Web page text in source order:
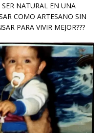
SER NATURAL EN UNA
COMO ARTESANO SIN
PARA VIVIR MEJOR???